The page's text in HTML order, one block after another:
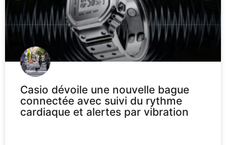
Casio dévoile une nouvelle bague
connectée avec suivi du rythme
cardiaque et alertes par vibration